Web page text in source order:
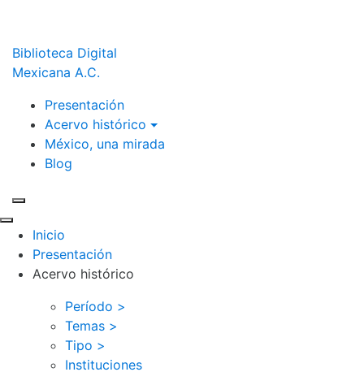
Biblioteca Digital
Mexicana A.C.
Presentación
Acervo histórico
México, una mirada
Blog
Inicio
Presentación
Acervo histórico
Período >
Temas >
Tipo >
Instituciones